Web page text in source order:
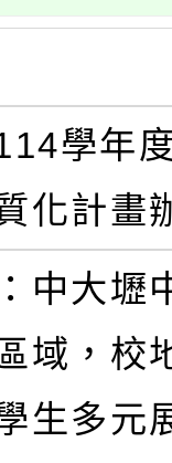
學年
化計畫
中大壢
域，校
生多元